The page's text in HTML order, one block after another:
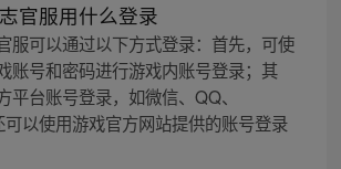
官服用什么登录
服可以通过以下方式登录：首先，可使
账号和密码进行游戏内账号登录；其
平台账号登录，如微信、QQ、
以使用游戏官方网站提供的账号登录